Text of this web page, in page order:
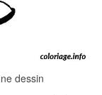
dessin